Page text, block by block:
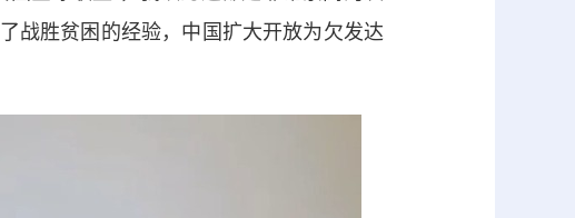
战胜贫困的经验，中国扩大开放为欠发达